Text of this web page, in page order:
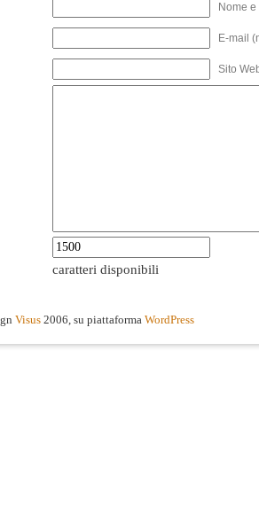
Nome
E-mail
Sito
caratteri disponibili
Visus 2006, su piattaforma WordPress